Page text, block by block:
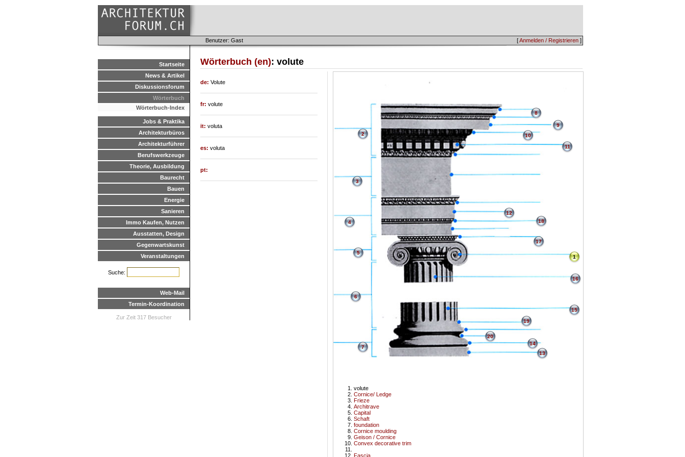
[Anmelden / Registrieren ]
Benutzer: Gast
Startseite
News & Artikel
Diskussionsforum
Wörterbuch
Wörterbuch-Index
Jobs & Praktika
Architekturbüros
Architekturführer
Berufswerkzeuge
Theorie, Ausbildung
Baurecht
Bauen
Energie
Sanieren
Immo Kaufen, Nutzen
Ausstatten, Design
Gegenwartskunst
Veranstaltungen
Suche:
Web-Mail
Termin-Koordination
Zur Zeit 317 Besucher
Wörterbuch (en): volute
1
volute
Cornice/ Ledge
2
Frieze
3
Architrave
4
Capital
5
Schaft
6
foundation
7
Cornice moulding
8
Geison / Cornice
9
Convex decorative trim
10
11
Fascia
12
13
14
15
16
17
18
19
20
de: Volute
fr: volute
it: voluta
es: voluta
pt: